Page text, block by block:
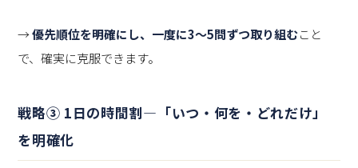
→優先順位を明確にし、一度に3〜5問ずつ取り組むこと
で、確実に克服できます。
戦略③ 1日の時間割—「いつ・何を・どれだけ」
を明確化